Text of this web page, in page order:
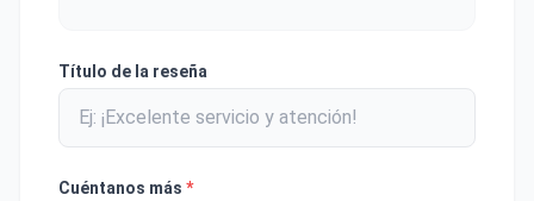
Título de la reseña
Cuéntanos más *